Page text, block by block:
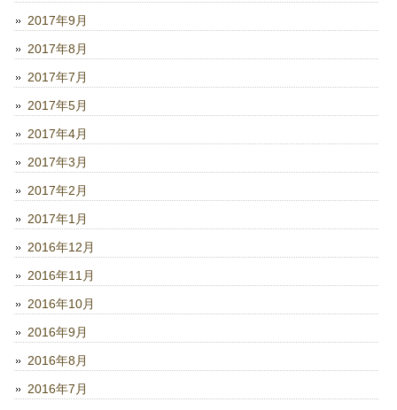
2017年9月
2017年8月
2017年7月
2017年5月
2017年4月
2017年3月
2017年2月
2017年1月
2016年12月
2016年11月
2016年10月
2016年9月
2016年8月
2016年7月